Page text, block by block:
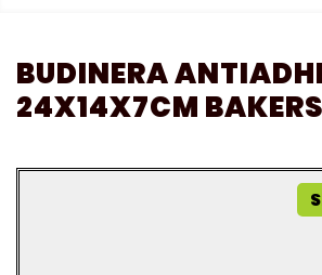
BUDINERA
24X14X7CM